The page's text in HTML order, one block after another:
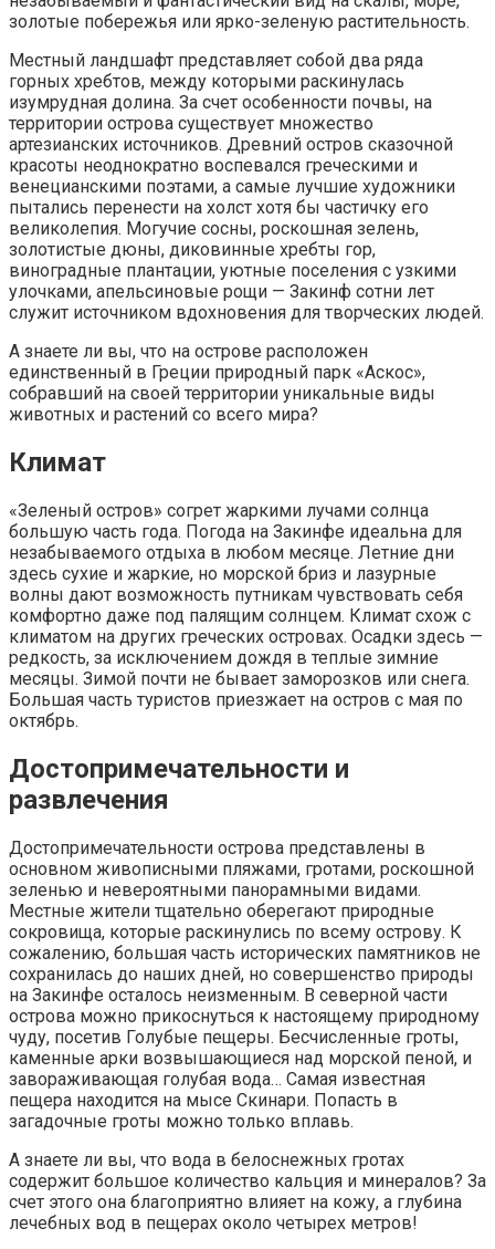
золотые побережья или ярко-зеленую растительность.
Местный ландшафт представляет собой два ряда
горных хребтов, между которыми раскинулась
изумрудная долина. За счет особенности почвы, на
территории острова существует множество
артезианских источников. Древний остров сказочной
красоты неоднократно воспевался греческими и
венецианскими поэтами, а самые лучшие художники
пытались перенести на холст хотя бы частичку его
великолепия. Могучие сосны, роскошная зелень,
золотистые дюны, диковинные хребты гор,
виноградные плантации, уютные поселения с узкими
улочками, апельсиновые рощи — Закинф сотни лет
служит источником вдохновения для творческих людей.
А знаете ли вы, что на острове расположен
единственный в Греции природный парк «Аскос»,
собравший на своей территории уникальные виды
животных и растений со всего мира?
Климат
«Зеленый остров» согрет жаркими лучами солнца
большую часть года. Погода на Закинфе идеальна для
незабываемого отдыха в любом месяце. Летние дни
здесь сухие и жаркие, но морской бриз и лазурные
волны дают возможность путникам чувствовать себя
комфортно даже под палящим солнцем. Климат схож с
климатом на других греческих островах. Осадки здесь —
редкость, за исключением дождя в теплые зимние
месяцы. Зимой почти не бывает заморозков или снега.
Большая часть туристов приезжает на остров с мая по
октябрь.
Достопримечательности и
развлечения
Достопримечательности острова представлены в
основном живописными пляжами, гротами, роскошной
зеленью и невероятными панорамными видами.
Местные жители тщательно оберегают природные
сокровища, которые раскинулись по всему острову. К
сожалению, большая часть исторических памятников не
сохранилась до наших дней, но совершенство природы
на Закинфе осталось неизменным. В северной части
острова можно прикоснуться к настоящему природному
чуду, посетив Голубые пещеры. Бесчисленные гроты,
каменные арки возвышающиеся над морской пеной, и
завораживающая голубая вода… Самая известная
пещера находится на мысе Скинари. Попасть в
загадочные гроты можно только вплавь.
А знаете ли вы, что вода в белоснежных гротах
содержит большое количество кальция и минералов? За
счет этого она благоприятно влияет на кожу, а глубина
лечебных вод в пещерах около четырех метров!